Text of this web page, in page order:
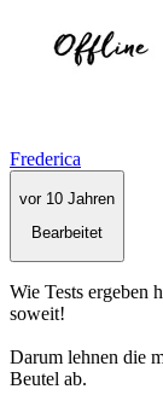
Frederica
vor 10 Jahren
Bearbeitet
Wie Tests ergeben
soweit!
Darum lehnen die
Beutel ab.